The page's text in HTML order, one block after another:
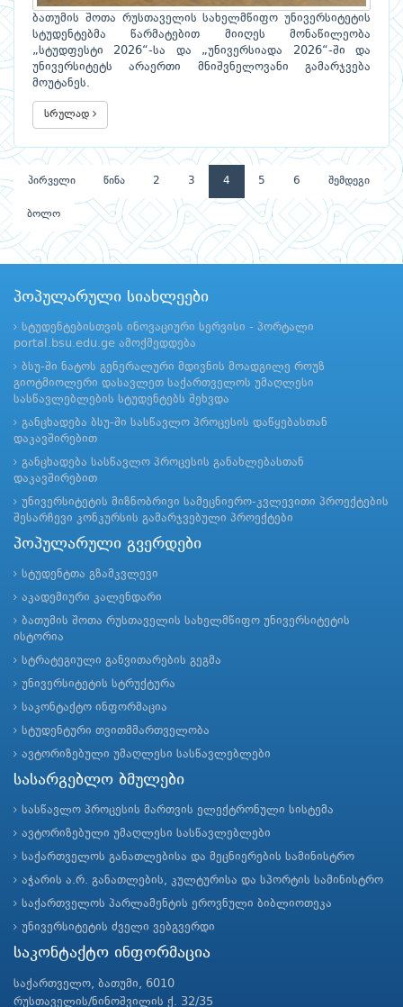
ბათუმის შოთა რუსთაველის სახელმწიფო უნივერსიტეტის
სტუდენტებმა წარმატებით მიიღეს მონაწილეობა
„სტუდფესტი 2026“-სა და „უნივერსიადა 2026“-ში და
უნივერსიტეტს არაერთი მნიშვნელოვანი გამარჯვება
მოუტანეს.
სრულად
პირველი წინა 2 3 4 5 6 შემდეგი
ბოლო
პოპულარული სიახლეები
სტუდენტებისთვის ინოვაციური სერვისი - პორტალი
portal.bsu.edu.ge ამოქმედდება
ბსუ-ში ნატოს გენერალური მდივნის მოადგილე როუზ
გიოტმიოლერი დასავლეთ საქართველოს უმაღლესი
სასწავლებლების სტუდენტებს შეხვდა
განცხადება ბსუ-ში სასწავლო პროცესის დაწყებასთან
დაკავშირებით
განცხადება სასწავლო პროცესის განახლებასთან
დაკავშირებით
უნივერსიტეტის მიზნობრივი სამეცნიერო-კვლევითი პროექტების
შესარჩევი კონკურსის გამარჯვებული პროექტები
პოპულარული გვერდები
სტუდენტთა გზამკვლევი
აკადემიური კალენდარი
ბათუმის შოთა რუსთაველის სახელმწიფო უნივერსიტეტის
ისტორია
სტრატეგიული განვითარების გეგმა
უნივერსიტეტის სტრუქტურა
საკონტაქტო ინფორმაცია
სტუდენტური თვითმმართველობა
ავტორიზებული უმაღლესი სასწავლებლები
სასარგებლო ბმულები
სასწავლო პროცესის მართვის ელექტრონული სისტემა
ავტორიზებული უმაღლესი სასწავლებლები
საქართველოს განათლებისა და მეცნიერების სამინისტრო
აჭარის ა.რ. განათლების, კულტურისა და სპორტის სამინისტრო
საქართველოს პარლამენტის ეროვნული ბიბლიოთეკა
უნივერსიტეტის ძველი ვებგვერდი
საკონტაქტო ინფორმაცია
საქართველო, ბათუმი, 6010
რუსთაველის/ნინოშვილის ქ. 32/35